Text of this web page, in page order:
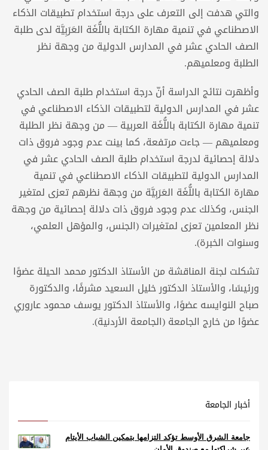
والتي هدفت إلى التعرف علی درجة استخدام تطبیقات الذکاء
الاصطناعي في تنمیة مھارة الكتابة باللُّغَة العَرَبِيَّة لدی طلبة
الصف الحادي عشر في المدارس الدولیة من وجھة نظر
الطلبة ومعلميھم.
وأظهرت نتائج الدراسة أنّ درجة استخدام طلبة الصف الحادي
عشر في المدارس الدولية لتطبيقات الذكاء الاصطناعي في
تنمية مهارة الكتابة باللُّغَة العربية — من وجهة نظر الطلبة
ومعلميهم — جاءت مرتفعة، كما بينت عدم وجود فروق ذات
دلالة إحصائیة لدرجة استخدام طلبة الصف الحادي عشر في
المدارس الدولیة لتطبیقات الذکاء الاصطناعي في تنمیة
مھارة الكتابة باللُّغَة العَرَبِيَّة من وجھة نظرھم تعزى لمتغیر
الجنس، وکذلك عدم وجود فروق ذات دلالة إحصائیة من وجھة
نظر المعلمین تعزى لمتغیرات (الجنس، والمؤهل العلمي،
وسنوات الخبرة).
تشكلت لجنة المناقشة من الأستاذ الدكتور محمد الحيلة عضوًا
ورئيسًا، والأستاذ الدكتور خليل السعيد مشرفًا، والدكتورة
صباح النوايسه عضوًا، والأستاذ الدكتور يوسف محمود عاروري
عضوًا من خارج الجامعة (الجامعة الأردنية).
أخبار الجامعة
جامعة الشرق الأوسط تؤكد التزامها بتمكين الشباب الأيتام